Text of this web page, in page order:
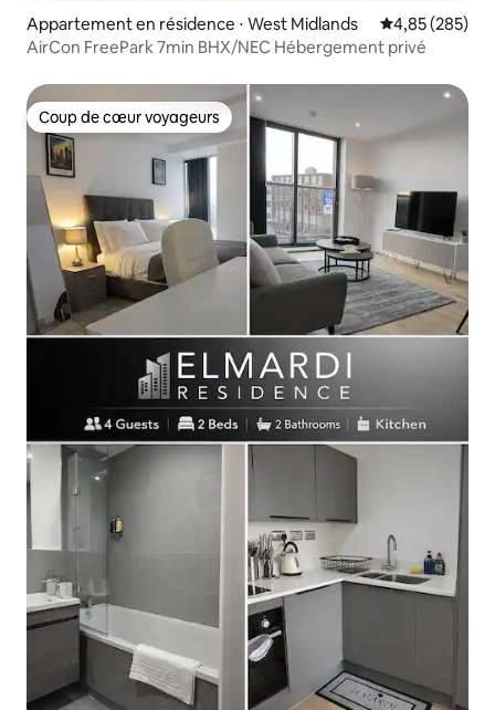
Appartement en résidence ⋅ West Midlands Évaluation
4,85 (285)
AirCon FreePark 7min BHX/NEC Hébergement privé
Coup de cœur voyageurs
Coup de cœur voyageurs